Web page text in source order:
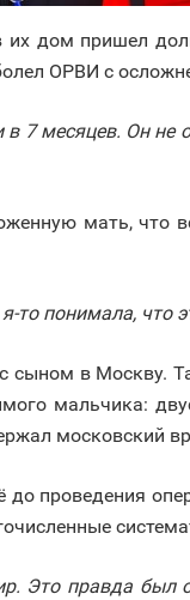
их дом пришел
ОРВИ с
7 месяцев. Он не
мать, что
то понимала, что
в Москву.
мальчика:
московский
проведения
Это правда был